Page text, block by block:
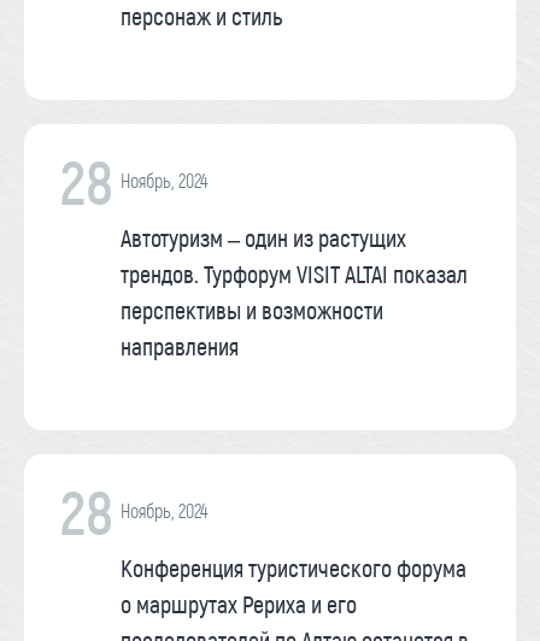
персонаж и стиль
28 Ноябрь, 2024
Автотуризм – один из растущих
трендов. Турфорум VISIT ALTAI показал
перспективы и возможности
направления
28 Ноябрь, 2024
Конференция туристического форума
о маршрутах Рериха и его